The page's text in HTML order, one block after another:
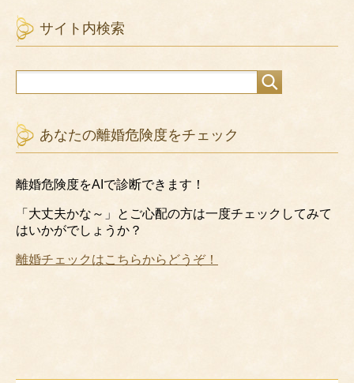
サイト内検索
あなたの離婚危険度をチェック
離婚危険度をAIで診断できます！
「大丈夫かな～」とご心配の方は一度チェックしてみて
はいかがでしょうか？
離婚チェックはこちらからどうぞ！